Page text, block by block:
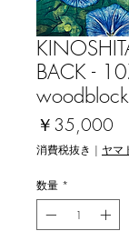
BACK -
woodblock
￥35,000
格
消費税抜き | ヤマ
数量 *